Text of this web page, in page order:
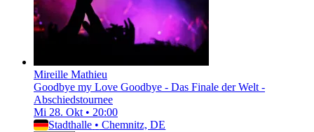
Mireille Mathieu
Goodbye my Love Goodbye - Das Finale der Welt -
Abschiedstournee
Mi 28. Okt • 20:00
Stadthalle • Chemnitz, DE